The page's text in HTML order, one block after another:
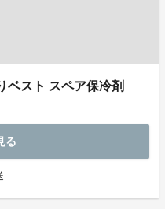
ベスト スペア保冷剤
る